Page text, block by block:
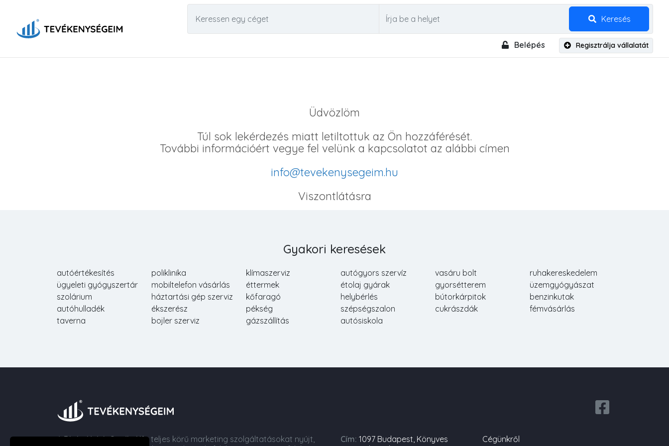
Keresés
Belépés Regisztrálja vállalatát
Üdvözlöm
Túl sok lekérdezés miatt letiltottuk az Ön hozzáférését.
További információért vegye fel velünk a kapcsolatot az alábbi címen
info@tevekenysegeim.hu
Viszontlátásra
Gyakori keresések
autóértékesítés poliklinika klímaszerviz autógyors szervíz vasáru bolt
ruhakereskedelem
ügyeleti gyógyszertár
mobiltelefon vásárlás éttermek étolaj gyárak gyorsétterem
üzemgyógyászat
szolárium
háztartási gép szerviz kőfaragó helybérlés bútorkárpitok
benzinkutak
autóhulladék
ékszerész pékség szépségszalon cukrászdák
fémvásárlás
taverna
bojler szerviz gázszállítás autósiskola
ADigital Web Studio Kft.teljes körű marketing szolgáltatásokat nyújt,
Cím: 1097 Budapest, Könyves
Cégünkről